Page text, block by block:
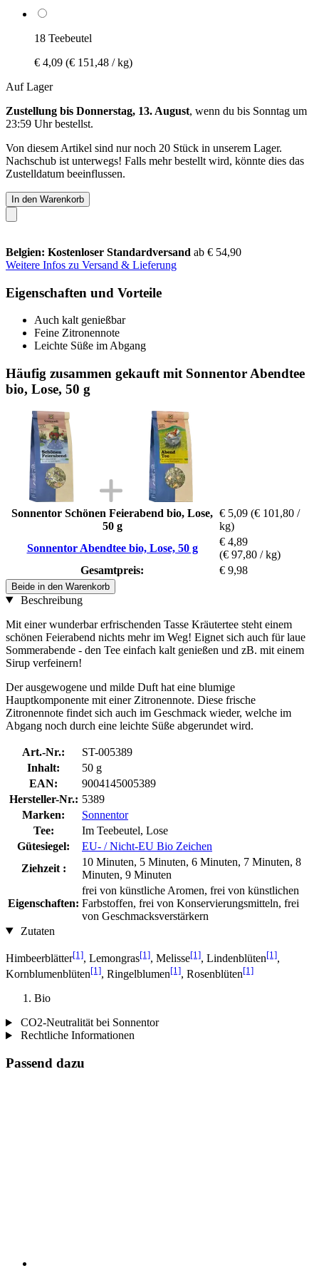
18 Teebeutel
€ 4,09 (€ 151,48 / kg)
Auf Lager
Zustellung bis Donnerstag, 13. August, wenn du bis Sonntag um
23:59 Uhrbestellst.
Von diesem Artikel sind nur noch 20 Stück in unserem Lager.
Nachschub ist unterwegs! Falls mehr bestellt wird, könnte dies das
Zustelldatum beeinflussen.
In den Warenkorb
Belgien: Kostenloser Standardversand ab € 54,90
Weitere Infos zu Versand & Lieferung
Eigenschaften und Vorteile
Auch kalt genießbar
Feine Zitronennote
Leichte Süße im Abgang
Häufig zusammen gekauft mit Sonnentor Abendtee
bio, Lose, 50 g
Sonnentor Schönen Feierabend bio, Lose,
50 g
€ 5,09 (€ 101,80 /
kg)
Sonnentor Abendtee bio, Lose, 50 g
€ 4,89
(€ 97,80 / kg)
Gesamtpreis:
€ 9,98
Beide in den Warenkorb
Beschreibung
Mit einer wunderbar erfrischenden Tasse Kräutertee steht einem
schönen Feierabend nichts mehr im Weg! Eignet sich auch für laue
Sommerabende - den Tee einfach kalt genießen und zB. mit einem
Sirup verfeinern!
Der ausgewogene und milde Duft hat eine blumige
Hauptkomponente mit einer Zitronennote. Diese frische
Zitronennote findet sich auch im Geschmack wieder, welche im
Abgang noch durch eine leichte Süße abgerundet wird.
Art.-Nr.:
ST-005389
Inhalt:
50 g
EAN:
9004145005389
Hersteller-Nr.: 5389
Marken:
Sonnentor
Tee:
Im Teebeutel, Lose
Gütesiegel:
EU- / Nicht-EU Bio Zeichen
Ziehzeit :
10 Minuten, 5 Minuten, 6 Minuten, 7 Minuten, 8
Minuten, 9 Minuten
Eigenschaften:
frei von künstliche Aromen, frei von künstlichen
Farbstoffen, frei von Konservierungsmitteln, frei
von Geschmacksverstärkern
Zutaten
Himbeerblätter[1], Lemongras[1], Melisse[1], Lindenblüten[1],
Kornblumenblüten[1], Ringelblumen[1], Rosenblüten[1]
Bio
CO2-Neutralität bei Sonnentor
Rechtliche Informationen
Passend dazu